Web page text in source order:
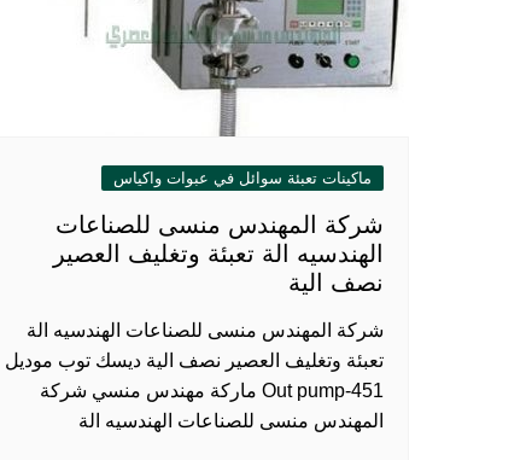
ماكينات تعبئة سوائل في عبوات واكياس
شركة المهندس منسى للصناعات
الهندسيه الة تعبئة وتغليف العصير
نصف الية
شركة المهندس منسى للصناعات الهندسيه الة
تعبئة وتغليف العصير نصف الية ديسك توب موديل
451-Out pump ماركة مهندس منسي شركة
المهندس منسى للصناعات الهندسيه الة